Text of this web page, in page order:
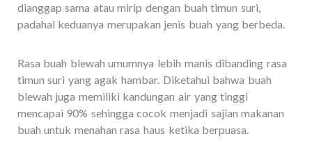
dianggap sama atau mirip dengan buah timun suri,
padahal keduanya merupakan jenis buah yang berbeda.
Rasa buah blewah umumnya lebih manis dibanding rasa
timun suri yang agak hambar. Diketahui bahwa buah
blewah juga memiliki kandungan air yang tinggi
mencapai 90% sehingga cocok menjadi sajian makanan
buah untuk menahan rasa haus ketika berpuasa.